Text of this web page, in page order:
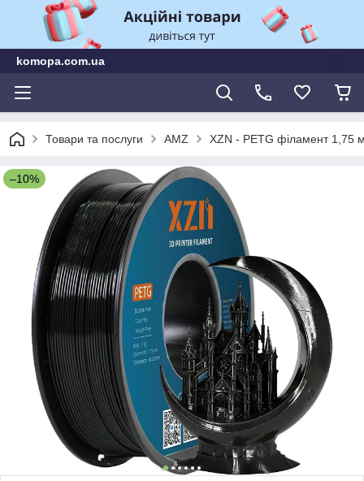
komopa.com.ua
Товари та послуги AMZ XZN - PETG філамент 1,75
–10%